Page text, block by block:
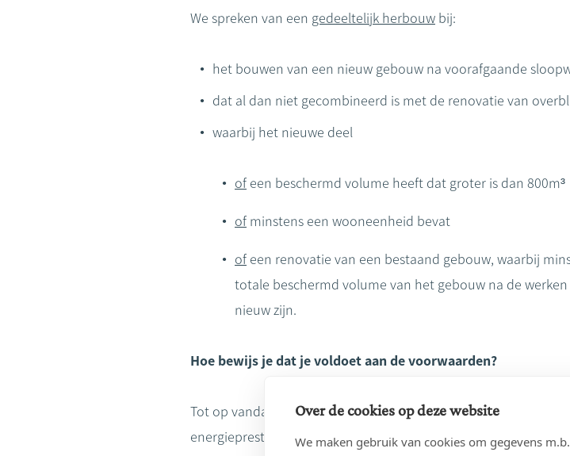
We spreken van een gedeeltelijk herbouw bij:
het bouwen van een nieuw gebouw na voorafgaande
dat al dan niet gecombineerd is met de renovatie van
waarbij het nieuwe deel
ofeen beschermd volume heeft dat groter is dan 800m³
ofminstens een wooneenheid bevat
ofeen renovatie van een bestaand gebouw, waarbij
totale beschermd volume van het gebouw na de
nieuw zijn.
Hoe bewijs je dat je voldoet aan de voorwaarden?
Tot op vandaag geldt dat je als koper binnen een termijn van 5
energieprestatiecertificaat-bouw (EPC-Bouw) moet kunnen
Over de cookies op deze website
We maken gebruik van cookies om gegevens